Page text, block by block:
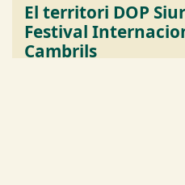
El territori DOP
Festival
Cambrils